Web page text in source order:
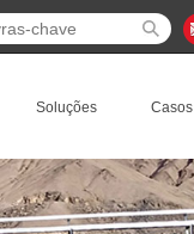
Casos
Soluções